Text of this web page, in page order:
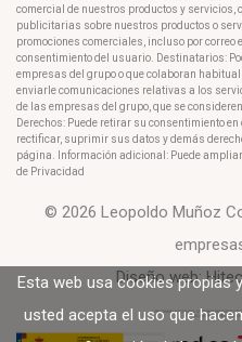
comercial de nuestros productos y
publicitarias sobre nuestros productos o
promociones comerciales, incluso por correo
consentimiento del usuario. Destinatarios:
empresas del grupo o que colaboran
enviarle comunicaciones relativas a los
de las empresas del grupo, que se
Derechos: Puede retirar su consentimiento
rectificar, suprimir sus datos y demás
página. Información adicional: Puede
de Privacidad
© 2026 Leopoldo Muñoz
Diseño web:
Esta web usa cookies propias
usted acepta el uso que